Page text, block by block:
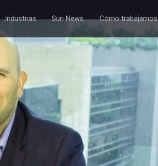
Industrias Suri News Cómo trabajamos